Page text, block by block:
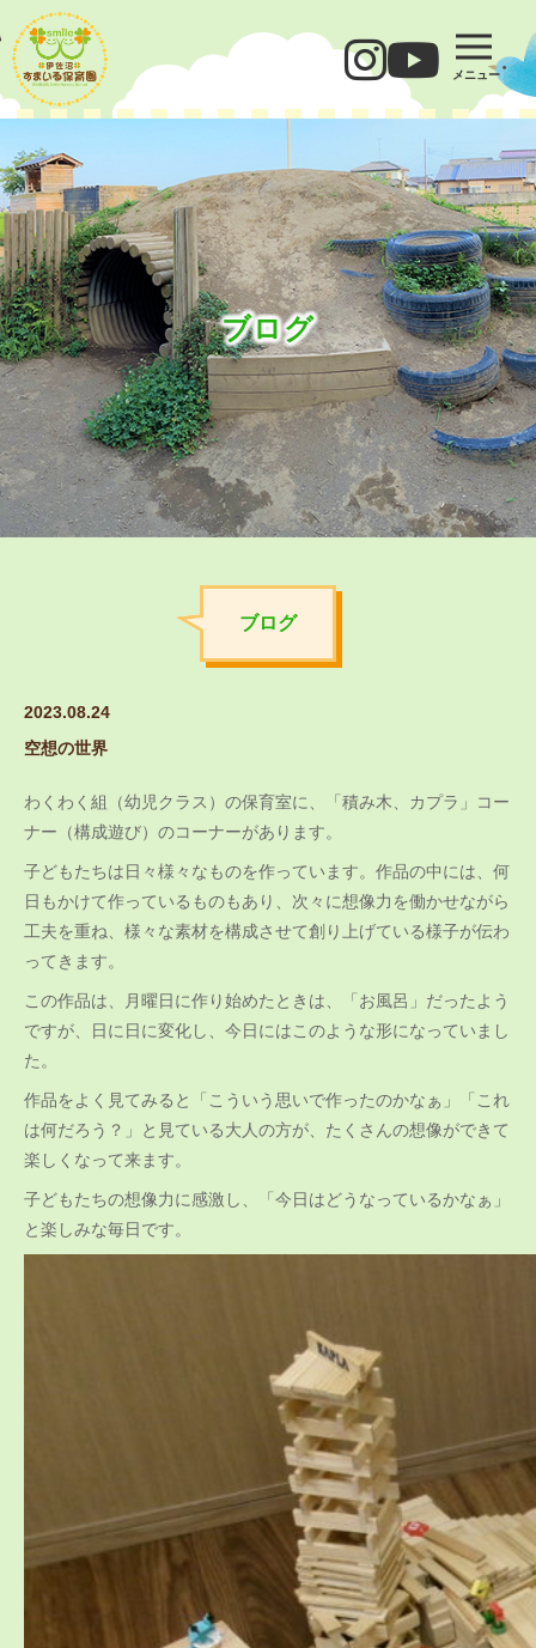
メニュー
ブログ
ブログ
2023.08.24
空想の世界
わくわく組（幼児クラス）の保育室に、「積み木、カプラ」コー
ナー（構成遊び）のコーナーがあります。
子どもたちは日々様々なものを作っています。作品の中には、何
日もかけて作っているものもあり、次々に想像力を働かせながら
工夫を重ね、様々な素材を構成させて創り上げている様子が伝わ
ってきます。
この作品は、月曜日に作り始めたときは、「お風呂」だったよう
ですが、日に日に変化し、今日にはこのような形になっていまし
た。
作品をよく見てみると「こういう思いで作ったのかなぁ」「これ
は何だろう？」と見ている大人の方が、たくさんの想像ができて
楽しくなって来ます。
子どもたちの想像力に感激し、「今日はどうなっているかなぁ」
と楽しみな毎日です。